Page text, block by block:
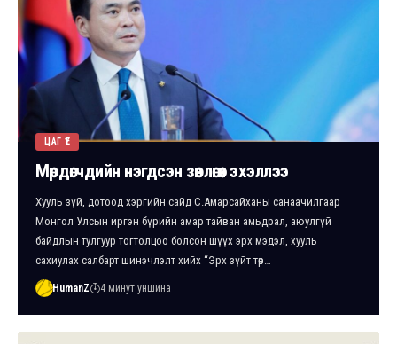
ЦАГ ҮЕ
Мөрдөгчдийн нэгдсэн зөвлөгөөн эхэллээ
Хууль зүй, дотоод хэргийн сайд С.Амарсайханы санаачилгаар
Монгол Улсын иргэн бүрийн амар тайван амьдрал, аюулгүй
байдлын тулгуур тогтолцоо болсон шүүх эрх мэдэл, хууль
сахиулах салбарт шинэчлэлт хийх “Эрх зүйт төр…
HumanZ 4 минут уншина